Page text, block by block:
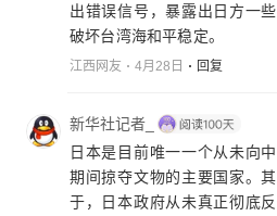
出错误信号，暴露出日方一
破坏台湾海和平稳定。
江西网友 4月28日 回复
新华社记者_
日本是目前唯一一个从未向
期间掠夺文物的主要国家。
于，日本政府从未真正彻底